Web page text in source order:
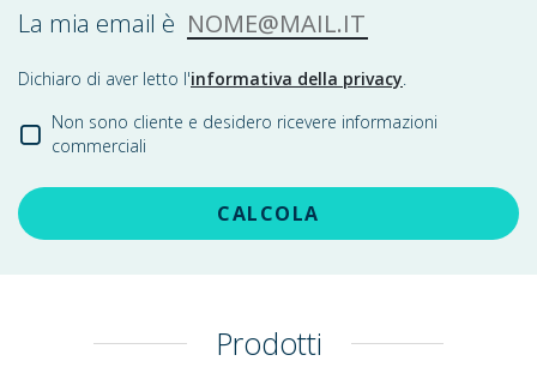
La mia email è NOME@MAIL.IT
Dichiaro di aver letto l'informativa della privacy.
Non sono cliente e desidero ricevere informazioni
commerciali
CALCOLA
Prodotti